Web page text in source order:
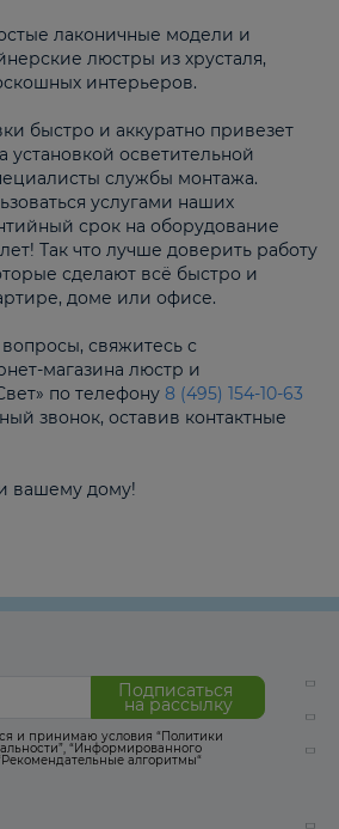
лаконичные модели и
люстры из хрусталя,
интерьеров.
быстро и аккуратно привезет
установкой осветительной
службы монтажа.
услугами наших
срок на оборудование
Так что лучше доверить работу
сделают всё быстро и
доме или офисе.
свяжитесь с
магазина люстр и
по телефону 8 (495) 154-10-63
звонок, оставив контактные
вашему дому!
Подписаться
на рассылку
и принимаю условия “Политики
, “Информированного
алгоритмы“